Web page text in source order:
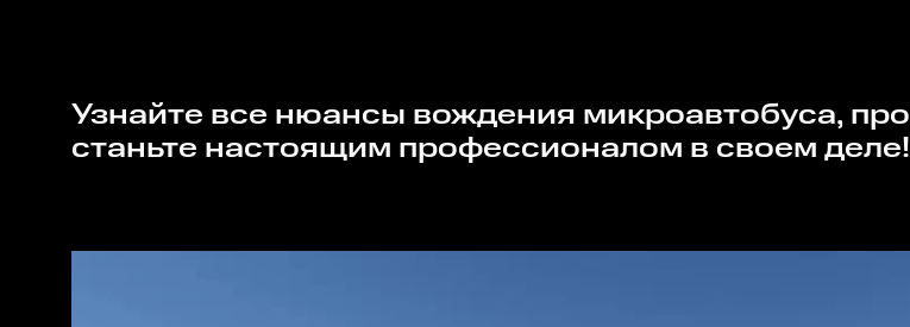
Узнайте все нюансы вождения микроавтобуса, пройдите увлекательные миссии и
станьте настоящим профессионалом в своем деле!